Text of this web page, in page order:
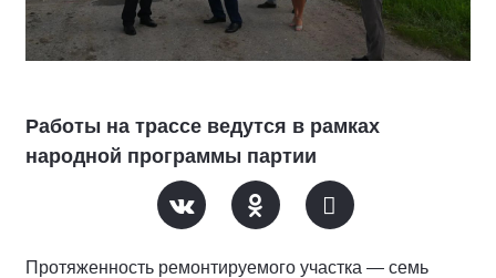
Работы на трассе ведутся в рамках
народной программы партии
Протяженность ремонтируемого участка — семь